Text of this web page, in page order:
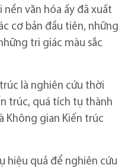
văn hóa ấy đã xuất
cơ bản đầu tiên, những
tri giác màu sắc
là nghiên cứu thời
trúc, quá tích tụ thành
Không gian Kiến trúc
hiệu quả để nghiên cứu